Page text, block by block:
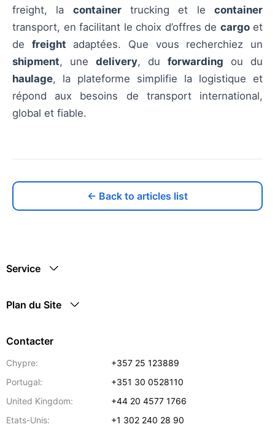
freight, la containertrucking et lecontainer
transport, en facilitant le choix d’offres de cargoet
de freight adaptées. Que vous recherchiez un
shipment, une delivery, du forwarding ou du
haulage, la plateforme simplifie la logistique et
répond aux besoins de transport international,
global et fiable.
← Back to articles list
Service
Plan du Site
Contacter
Chypre:
+357 25 123889
Portugal:
+351 30 0528110
United Kingdom:
+44 20 4577 1766
Etats-Unis:
+1 302 240 28 90